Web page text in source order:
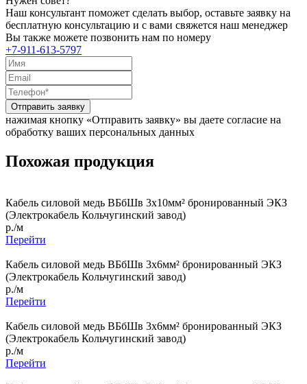
Наш консультант поможет сделать выбор, оставьте заявку на
бесплатную консультацию и с вами свяжется наш менеджер
Вы также можете позвонить нам по номеру
+7-911-613-5797
Отправить заявку
нажимая кнопку «Отправить заявку» вы даете согласие на
обработку ваших персональных данных
Похожая продукция
Кабель силовой медь ВБбШв 3x10мм² бронированный ЭКЗ
(Электрокабель Кольчугинский завод)
р./м
Перейти
Кабель силовой медь ВБбШв 3x6мм² бронированный ЭКЗ
(Электрокабель Кольчугинский завод)
р./м
Перейти
Кабель силовой медь ВБбШв 3x6мм² бронированный ЭКЗ
(Электрокабель Кольчугинский завод)
р./м
Перейти